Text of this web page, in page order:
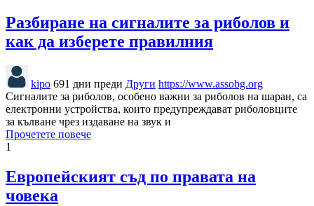
Разбиране на сигналите за риболов и
как да изберете правилния
kipo 691 дни преди Други https://www.assobg.org
Сигналите за риболов, особено важни за риболов на шаран, са
електронни устройства, които предупреждават риболовците
за кълване чрез издаване на звук и
Прочетете повече
1
Европейският съд по правата на
човека